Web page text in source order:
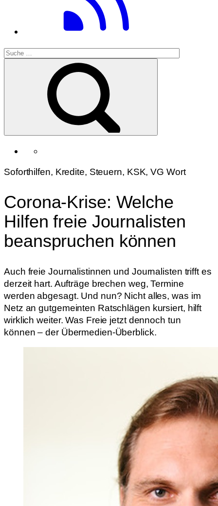
Soforthilfen, Kredite, Steuern, KSK, VG Wort
Corona-Krise: Welche
Hilfen freie Journalisten
beanspruchen können
Auch freie Journalistinnen und Journalisten trifft es
derzeit hart. Aufträge brechen weg, Termine
werden abgesagt. Und nun? Nicht alles, was im
Netz an gutgemeinten Ratschlägen kursiert, hilft
wirklich weiter. Was Freie jetzt dennoch tun
können – der Übermedien-Überblick.